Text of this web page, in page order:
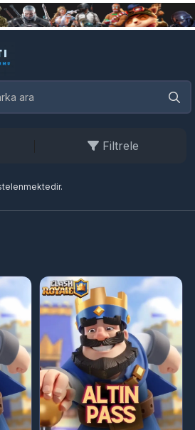
Filtrele